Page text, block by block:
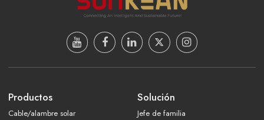
Productos
Cable/alambre solar
Solución
Jefe de familia